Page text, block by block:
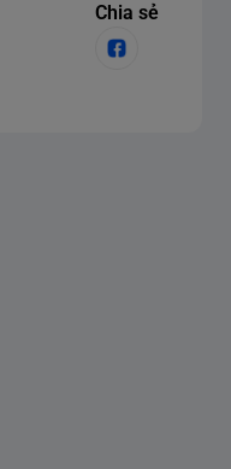
Chia sẻ